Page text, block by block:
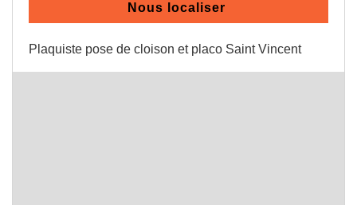
Nous localiser
Plaquiste pose de cloison et placo Saint Vincent